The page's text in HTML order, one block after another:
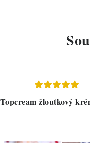
Topcream žloutkový